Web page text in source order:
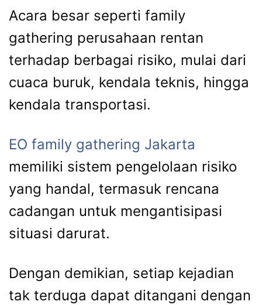
Acara besar seperti family
gathering perusahaan rentan
terhadap berbagai risiko, mulai dari
cuaca buruk, kendala teknis, hingga
kendala transportasi.
EO family gathering Jakarta
memiliki sistem pengelolaan risiko
yang handal, termasuk rencana
cadangan untuk mengantisipasi
situasi darurat.
Dengan demikian, setiap kejadian
tak terduga dapat ditangani dengan